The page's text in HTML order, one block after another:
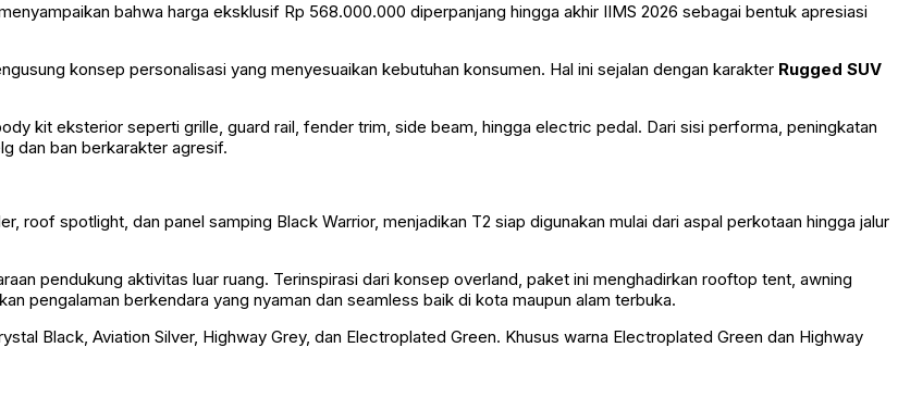
bahwa harga eksklusif Rp 568.000.000 diperpanjang hingga akhir IIMS 2026 sebagai bentuk apresiasi
konsep personalisasi yang menyesuaikan kebutuhan konsumen. Hal ini sejalan dengan karakter Rugged SUV
kit eksterior seperti grille, guard rail, fender trim, side beam, hingga electric pedal. Dari sisi performa, peningkatan
dan ban berkarakter agresif.
roof spotlight, dan panel samping Black Warrior, menjadikan T2 siap digunakan mulai dari aspal perkotaan hingga jalur
pendukung aktivitas luar ruang. Terinspirasi dari konsep overland, paket ini menghadirkan rooftop tent, awning
pengalaman berkendara yang nyaman dan seamless baik di kota maupun alam terbuka.
Black, Aviation Silver, Highway Grey, dan Electroplated Green. Khusus warna Electroplated Green dan Highway